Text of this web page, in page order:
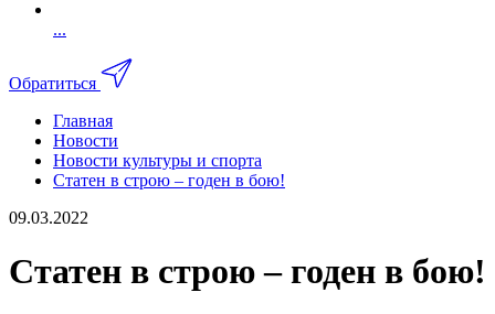
...
Обратиться
Главная
Новости
Новости культуры и спорта
Статен в строю – годен в бою!
09.03.2022
Статен в строю – годен в бою!